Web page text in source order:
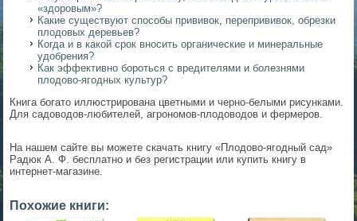
«здоровым»?
Какие существуют способы прививок, перепрививок, обрезки
плодовых деревьев?
Когда и в какой срок вносить органические и минеральные
удобрения?
Как эффективно бороться с вредителями и болезнями
плодово-ягодных культур?
Книга богато иллюстрирована цветными и черно-белыми рисунками.
Для садоводов-любителей, агрономов-плодоводов и фермеров.
На нашем сайте вы можете скачать книгу «Плодово-ягодный сад»
Радюк А. Ф. бесплатно и без регистрации или купить книгу в
интернет-магазине.
Похожие книги:
▼
▼